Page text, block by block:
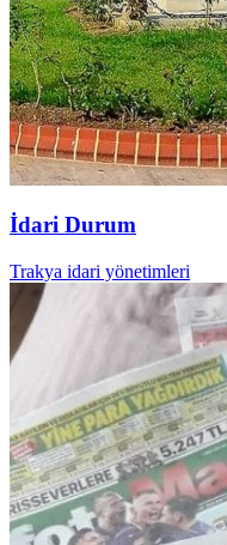
İdari Durum
Trakya idari yönetimleri